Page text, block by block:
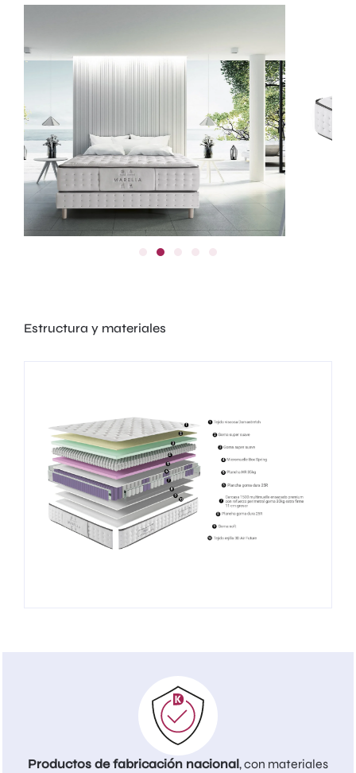
Estructura y materiales
Productos de fabricación nacional, con materiales